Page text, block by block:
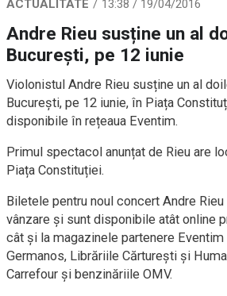
ACTUALITATE 13:38 / 19/04/2016
Andre Rieu susține un al
București, pe 12 iunie
Violonistul Andre Rieu susține un al
București, pe 12 iunie, în Piața
disponibile în rețeaua Eventim.
Primul spectacol anunțat de Rieu are
Piața Constituției.
Biletele pentru noul concert Andre
vânzare și sunt disponibile atât online
cât și la magazinele partenere
Germanos, Librăriile Cărturești și
Carrefour și benzinăriile OMV.